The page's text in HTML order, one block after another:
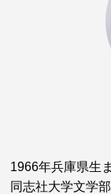
1966年兵庫県生
同志社大学文学